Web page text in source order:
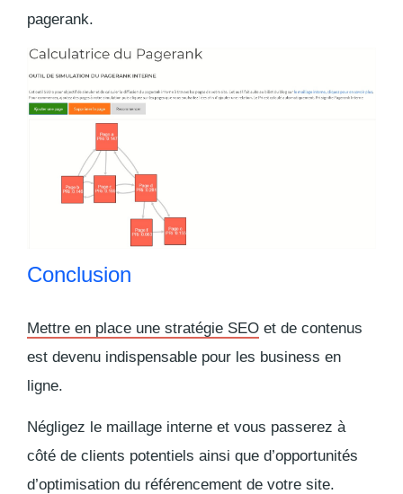
pagerank.
Conclusion
Mettre en place une stratégie SEO et de contenus
est devenu indispensable pour les business en
ligne.
Négligez le maillage interne et vous passerez à
côté de clients potentiels ainsi que d’opportunités
d’optimisation du référencement de votre site.